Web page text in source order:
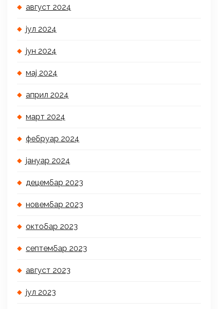
август 2024
јул 2024
јун 2024
мај 2024
април 2024
март 2024
фебруар 2024
јануар 2024
децембар 2023
новембар 2023
октобар 2023
септембар 2023
август 2023
јул 2023